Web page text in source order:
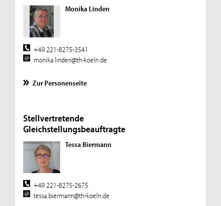
Monika Linden
+49 221-8275-3541
monika.linden@th-koeln.de
Zur Personenseite
Stellvertretende
Gleichstellungsbeauftragte
Tessa Biermann
+49 221-8275-2675
tessa.biermann@th-koeln.de